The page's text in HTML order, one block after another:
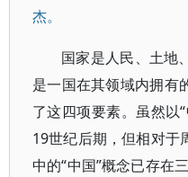
杰。
国家是人民、土地
是一国在其领域内拥有
了这四项要素。虽然以
19世纪后期，但相对于
中的“中国”概念已存在